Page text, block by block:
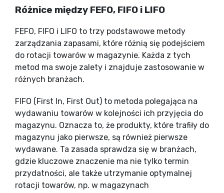
Różnice między FEFO, FIFO i LIFO
FEFO, FIFO i LIFO to trzy podstawowe metody
zarządzania zapasami, które różnią się podejściem
do rotacji towarów w magazynie. Każda z tych
metod ma swoje zalety i znajduje zastosowanie w
różnych branżach.
FIFO (First In, First Out) to metoda polegająca na
wydawaniu towarów w kolejności ich przyjęcia do
magazynu. Oznacza to, że produkty, które trafiły do
magazynu jako pierwsze, są również pierwsze
wydawane. Ta zasada sprawdza się w branżach,
gdzie kluczowe znaczenie ma nie tylko termin
przydatności, ale także utrzymanie optymalnej
rotacji towarów, np. w magazynach